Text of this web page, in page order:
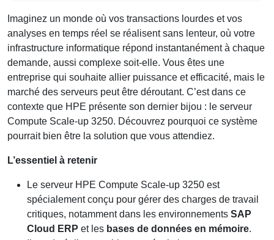
Imaginez un monde où vos transactions lourdes et vos
analyses en temps réel se réalisent sans lenteur, où votre
infrastructure informatique répond instantanément à chaque
demande, aussi complexe soit-elle. Vous êtes une
entreprise qui souhaite allier puissance et efficacité, mais le
marché des serveurs peut être déroutant. C’est dans ce
contexte que HPE présente son dernier bijou : le serveur
Compute Scale-up 3250. Découvrez pourquoi ce système
pourrait bien être la solution que vous attendiez.
L’essentiel à retenir
Le serveur HPE Compute Scale-up 3250 est
spécialement conçu pour gérer des charges de travail
critiques, notamment dans les environnements SAP
Cloud ERP et les bases de données en mémoire.